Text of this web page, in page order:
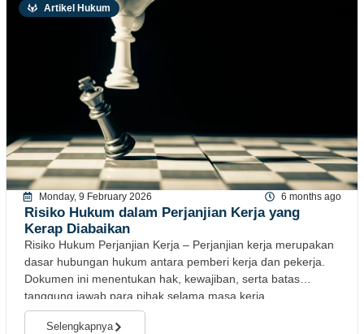
Artikel Hukum
Monday, 9 February 2026 6 months ago
Risiko Hukum dalam Perjanjian Kerja yang
Kerap Diabaikan
Risiko Hukum Perjanjian Kerja – Perjanjian kerja merupakan
dasar hubungan hukum antara pemberi kerja dan pekerja.
Dokumen ini menentukan hak, kewajiban, serta batas
tanggung jawab para pihak selama masa kerja
Selengkapnya